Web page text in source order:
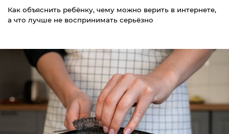
Как объяснить ребёнку, чему можно верить в интернете,
а что лучше не воспринимать серьёзно